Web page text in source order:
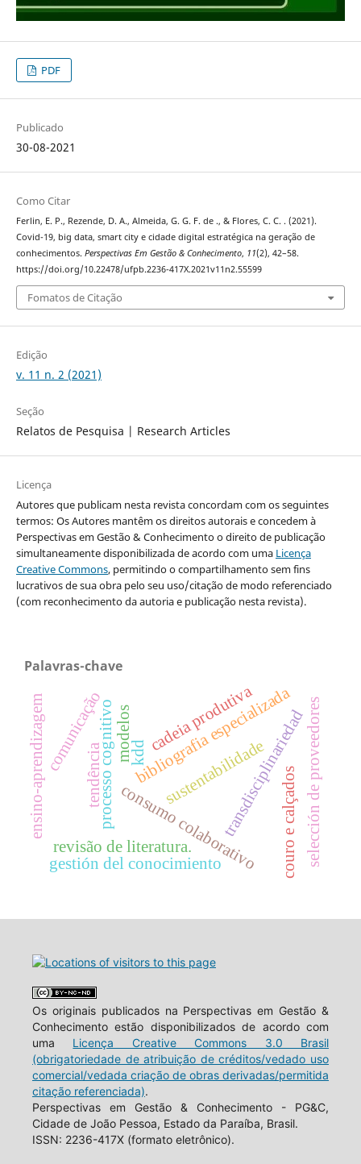
PDF
Publicado
30-08-2021
Como Citar
Ferlin, E. P., Rezende, D. A., Almeida, G. G. F. de ., & Flores, C. C. . (2021).
Covid-19, big data, smart city e cidade digital estratégica na geração de
conhecimentos. Perspectivas Em Gestão & Conhecimento, 11(2), 42–58.
https://doi.org/10.22478/ufpb.2236-417X.2021v11n2.55599
Fomatos de Citação
Edição
v. 11 n. 2 (2021)
Seção
Relatos de Pesquisa | Research Articles
Licença
Autores que publicam nesta revista concordam com os seguintes
termos: Os Autores mantêm os direitos autorais e concedem à
Perspectivas em Gestão & Conhecimento o direito de publicação
simultaneamente disponibilizada de acordo com uma Licença
Creative Commons, permitindo o compartilhamento sem fins
lucrativos de sua obra pelo seu uso/citação de modo referenciado
(com reconhecimento da autoria e publicação nesta revista).
Palavras-chave
processo cognitivoconsumo colaborativo
bibliografia especializada
transdisciplinariedad
kdd
gestión del conocimiento
sustentabilidade
cadeia produtiva
tendência
revisão de literatura. couro e calçados
modelos
ensino-aprendizagemcomunicação selección de proveedores
Os originais publicados na Perspectivas em Gestão &
Conhecimento estão disponibilizados de acordo com
uma Licença Creative Commons 3.0 Brasil
(obrigatoriedade de atribuição de créditos/vedado uso
comercial/vedada criação de obras derivadas/permitida
citação referenciada).
Perspectivas em Gestão & Conhecimento - PG&C,
Cidade de João Pessoa, Estado da Paraíba, Brasil.
ISSN: 2236-417X (formato eletrônico).